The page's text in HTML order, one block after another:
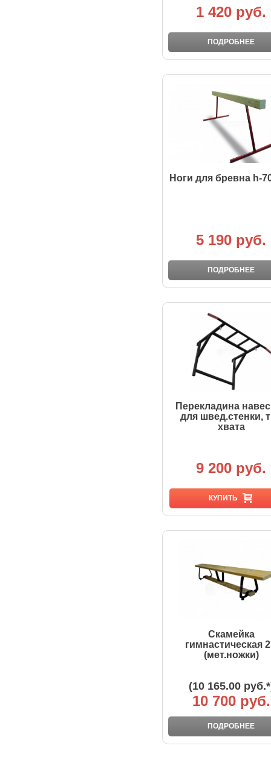
1 420 руб.
ПОДРОБНЕЕ
Ноги для бревна h-
5 190 руб.
ПОДРОБНЕЕ
Перекладина
для швед.стенки,
хвата
9 200 руб.
КУПИТЬ
Скамейка
гимнастическая
(мет.ножки)
(10 165.00
10 700 руб.
ПОДРОБНЕЕ